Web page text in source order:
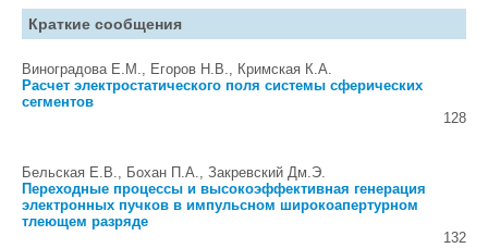
Краткие сообщения
Виноградова Е.М., Егоров Н.В., Кримская К.А.
Расчет электростатического поля системы сферических
сегментов
128
Бельская Е.В., Бохан П.А., Закревский Дм.Э.
Переходные процессы и высокоэффективная генерация
электронных пучков в импульсном широкоапертурном
тлеющем разряде
132